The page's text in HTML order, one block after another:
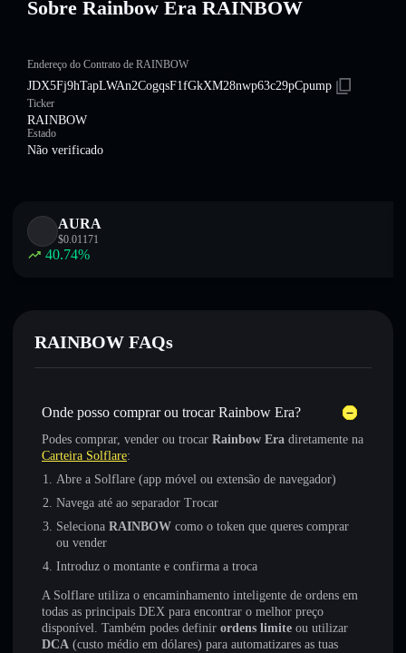
Sobre Rainbow Era RAINBOW
Endereço do Contrato de RAINBOW
JDX5Fj9hTapLWAn2CogqsF1fGkXM28nwp63c29pCpump
Ticker
RAINBOW
Estado
Não verificado
AURA
$0.01171
40.74%
RAINBOW FAQs
Onde posso comprar ou trocar Rainbow Era?
Podes comprar, vender ou trocar Rainbow Era diretamente na
Carteira Solflare:
Abre a Solflare (app móvel ou extensão de navegador)
Navega até ao separador Trocar
Seleciona RAINBOW como o token que queres comprar
ou vender
Introduz o montante e confirma a troca
A Solflare utiliza o encaminhamento inteligente de ordens em
todas as principais DEX para encontrar o melhor preço
disponível. Também podes definir ordens limite ou utilizar
DCA (custo médio em dólares) para automatizares as tuas